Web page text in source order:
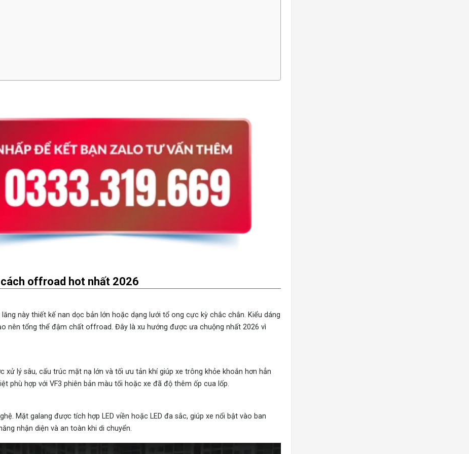
offroad hot nhất 2026
này thiết kế nan dọc bản lớn hoặc dạng lưới tổ ong cực kỳ chắc chắn. Kiểu dáng
nên tổng thể đậm chất offroad. Đây là xu hướng được ưa chuộng nhất 2026 vì
lý sâu, cấu trúc mặt nạ lớn và tối ưu tản khí giúp xe trông khỏe khoắn hơn hẳn
phù hợp với VF3 phiên bản màu tối hoặc xe đã độ thêm ốp cua lốp.
Mặt galang được tích hợp LED viền hoặc LED đa sắc, giúp xe nổi bật vào ban
nhận diện và an toàn khi di chuyển.